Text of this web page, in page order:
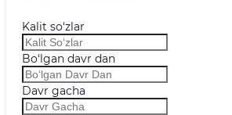
Kalit so‘zlar
Bo‘lgan davr dan
Davr gacha